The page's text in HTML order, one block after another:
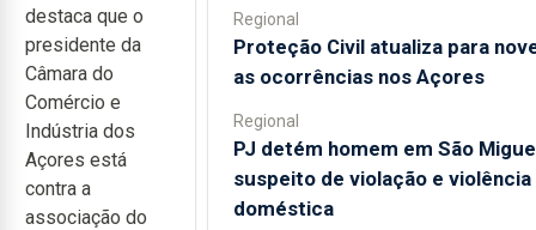
destaca que o
presidente da
Câmara do
Comércio e
Indústria dos
Açores está
contra a
associação do
Regional
Proteção Civil atualiza para
as ocorrências nos Açores
Regional
PJ detém homem em São
suspeito de violação e violência
doméstica